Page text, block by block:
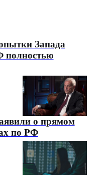
Запада
полностью
о прямом
по РФ